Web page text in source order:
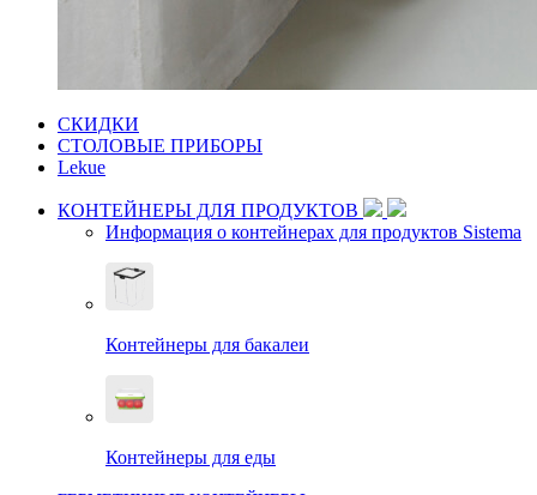
СКИДКИ
СТОЛОВЫЕ ПРИБОРЫ
Lekue
КОНТЕЙНЕРЫ ДЛЯ ПРОДУКТОВ
Информация о контейнерах для продуктов Sistema
Контейнеры для бакалеи
Контейнеры для еды